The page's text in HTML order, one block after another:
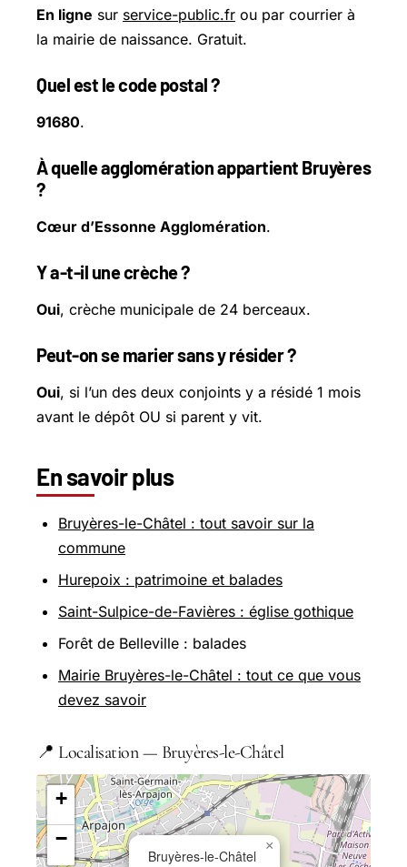
En ligne sur service-public.fr ou par courrier à
la mairie de naissance. Gratuit.
Quel est le code postal ?
91680.
À quelle agglomération appartient Bruyères
?
Cœur d’Essonne Agglomération.
Y a-t-il une crèche ?
Oui, crèche municipale de 24 berceaux.
Peut-on se marier sans y résider ?
Oui, si l’un des deux conjoints y a résidé 1 mois
avant le dépôt OU si parent y vit.
En savoir plus
Bruyères-le-Châtel : tout savoir sur la
commune
Hurepoix : patrimoine et balades
Saint-Sulpice-de-Favières : église gothique
Forêt de Belleville : balades
Mairie Bruyères-le-Châtel : tout ce que vous
devez savoir
📍 Localisation — Bruyères-le-Châtel
Bruyères-le-Châtel
×
+
−